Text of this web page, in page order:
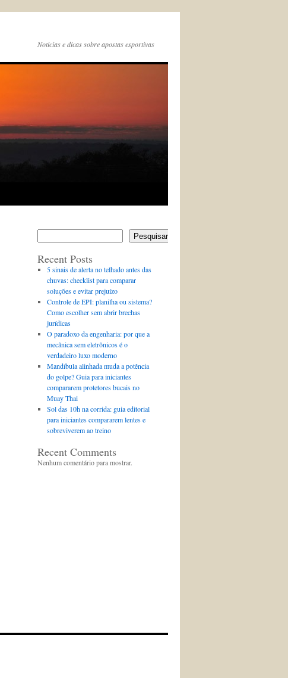
Noticias e dicas sobre apostas esportivas
Pesquisar
Recent Posts
5 sinais de alerta no telhado antes das
chuvas: checklist para comparar
soluções e evitar prejuízo
Controle de EPI: planilha ou sistema?
Como escolher sem abrir brechas
jurídicas
O paradoxo da engenharia: por que a
mecânica sem eletrônicos é o
verdadeiro luxo moderno
Mandíbula alinhada muda a potência
do golpe? Guia para iniciantes
compararem protetores bucais no
Muay Thai
Sol das 10h na corrida: guia editorial
para iniciantes compararem lentes e
sobreviverem ao treino
Recent Comments
Nenhum comentário para mostrar.